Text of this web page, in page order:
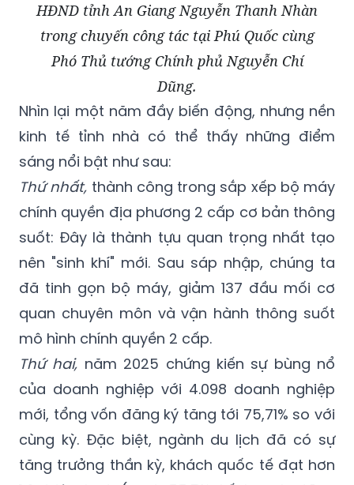
HĐND tỉnh An Giang Nguyễn Thanh Nhàn
trong chuyến công tác tại Phú Quốc cùng
Phó Thủ tướng Chính phủ Nguyễn Chí
Dũng.
Nhìn lại một năm đầy biến động, nhưng nền
kinh tế tỉnh nhà có thể thấy những điểm
sáng nổi bật như sau:
Thứ nhất, thành công trong sắp xếp bộ máy
chính quyền địa phương 2 cấp cơ bản thông
suốt: Đây là thành tựu quan trọng nhất tạo
nên "sinh khí" mới. Sau sáp nhập, chúng ta
đã tinh gọn bộ máy, giảm 137 đầu mối cơ
quan chuyên môn và vận hành thông suốt
mô hình chính quyền 2 cấp.
Thứ hai, năm 2025 chứng kiến sự bùng nổ
của doanh nghiệp với 4.098 doanh nghiệp
mới, tổng vốn đăng ký tăng tới 75,71% so với
cùng kỳ. Đặc biệt, ngành du lịch đã có sự
tăng trưởng thần kỳ, khách quốc tế đạt hơn